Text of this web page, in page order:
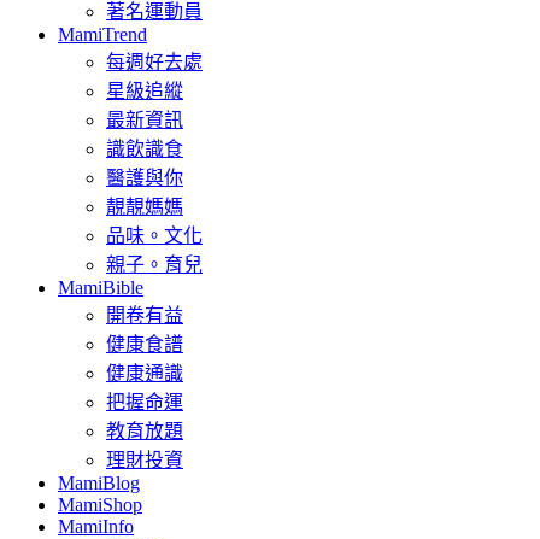
著名運動員
MamiTrend
每週好去處
星級追縱
最新資訊
識飲識食
醫護與你
靚靚媽媽
品味。文化
親子。育兒
MamiBible
開卷有益
健康食譜
健康通識
把握命運
教育放題
理財投資
MamiBlog
MamiShop
MamiInfo